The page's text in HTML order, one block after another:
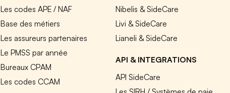
Les codes APE / NAF
Base des métiers
Les assureurs partenaires
Le PMSS par année
Bureaux CPAM
Les codes CCAM
Nibelis & SideCare
Livi & SideCare
Lianeli & SideCare
API & INTEGRATIONS
API SideCare